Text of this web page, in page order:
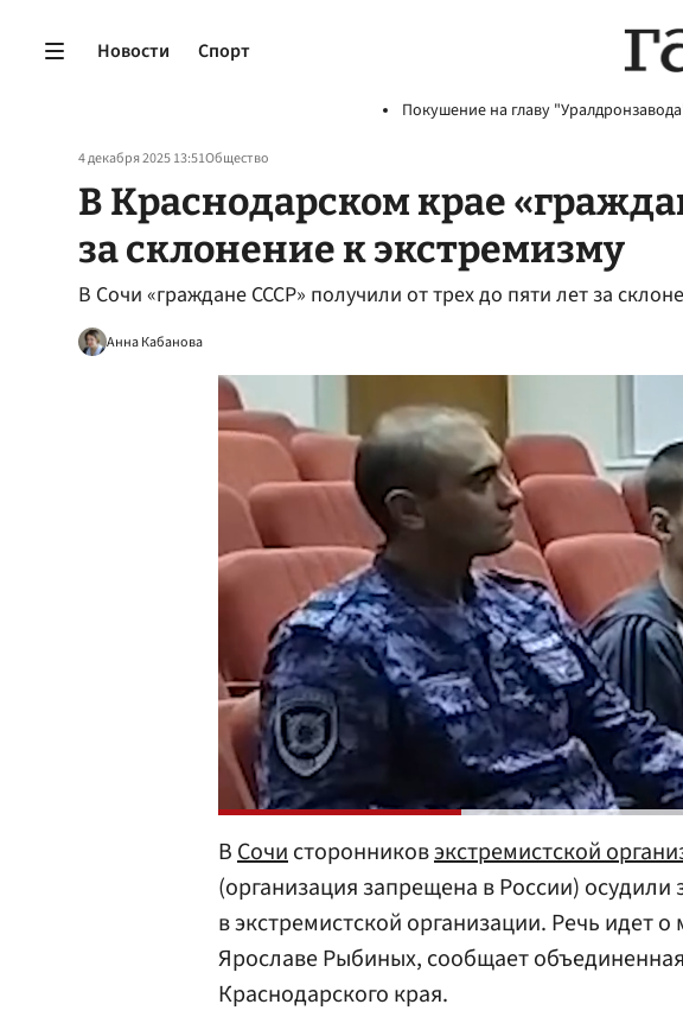
Новости Спорт
Покушение на главу
4 декабря 2025 13:51Общество
В Краснодарском крае
за склонение к экстремизму
В Сочи «граждане СССР» получили от трех до пяти лет за
Анна Кабанова
ВСочисторонниковэкстремистской
(организация запрещена в России) осудили
в экстремистской организации. Речь идет
Ярославе Рыбиных, сообщает объединенная
Краснодарского края.